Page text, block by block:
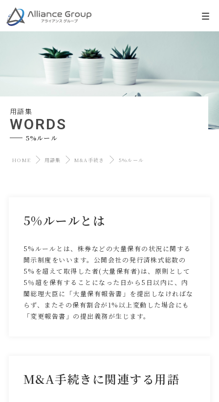
用語集
WORDS
5%ルール
HOME 用語集 M&A手続き 5%ルール
5%ルールとは
5%ルールとは、株券などの大量保有の状況に関する
開示制度をいいます。公開会社の発行済株式総数の
5%を超えて取得した者(大量保有者)は、原則として
5％超を保有することになった日から5日以内に、内
閣総理大臣に「大量保有報告書」を提出しなければな
らず、またその保有割合が1%以上変動した場合にも
「変更報告書」の提出義務が生じます。
M&A手続きに関連する用語